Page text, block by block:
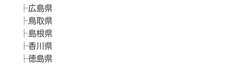
広島県
鳥取県
島根県
香川県
徳島県